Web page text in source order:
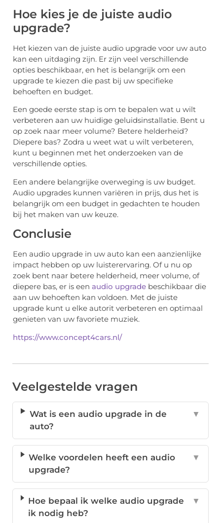
Hoe kies je de juiste audio
upgrade?
Het kiezen van de juiste audio upgrade voor uw auto
kan een uitdaging zijn. Er zijn veel verschillende
opties beschikbaar, en het is belangrijk om een
upgrade te kiezen die past bij uw specifieke
behoeften en budget.
Een goede eerste stap is om te bepalen wat u wilt
verbeteren aan uw huidige geluidsinstallatie. Bent u
op zoek naar meer volume? Betere helderheid?
Diepere bas? Zodra u weet wat u wilt verbeteren,
kunt u beginnen met het onderzoeken van de
verschillende opties.
Een andere belangrijke overweging is uw budget.
Audio upgrades kunnen variëren in prijs, dus het is
belangrijk om een budget in gedachten te houden
bij het maken van uw keuze.
Conclusie
Een audio upgrade in uw auto kan een aanzienlijke
impact hebben op uw luisterervaring. Of u nu op
zoek bent naar betere helderheid, meer volume, of
diepere bas, er is een audio upgrade beschikbaar die
aan uw behoeften kan voldoen. Met de juiste
upgrade kunt u elke autorit verbeteren en optimaal
genieten van uw favoriete muziek.
https://www.concept4cars.nl/
Veelgestelde vragen
Wat is een audio upgrade in de
auto?
▼
Welke voordelen heeft een audio
upgrade?
▼
Hoe bepaal ik welke audio upgrade
ik nodig heb?
▼